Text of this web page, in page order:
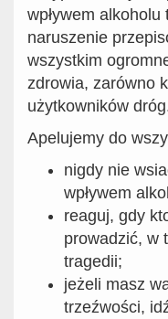
wpływem
naruszenie
wszystkim
zdrowia, zarówno
użytkowników
Apelujemy do
nigdy nie
wpływem
reaguj, gdy
prowadzić, w
tragedii;
jeżeli masz
trzeźwości,